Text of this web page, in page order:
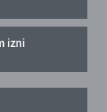
izni